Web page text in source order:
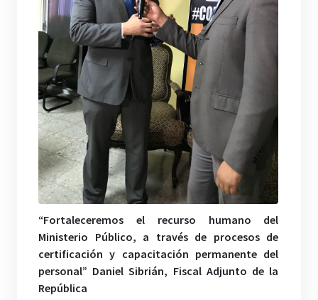
“Fortaleceremos el recurso humano del
Ministerio Público, a través de procesos de
certificación y capacitación permanente del
personal” Daniel Sibrián, Fiscal Adjunto de la
República